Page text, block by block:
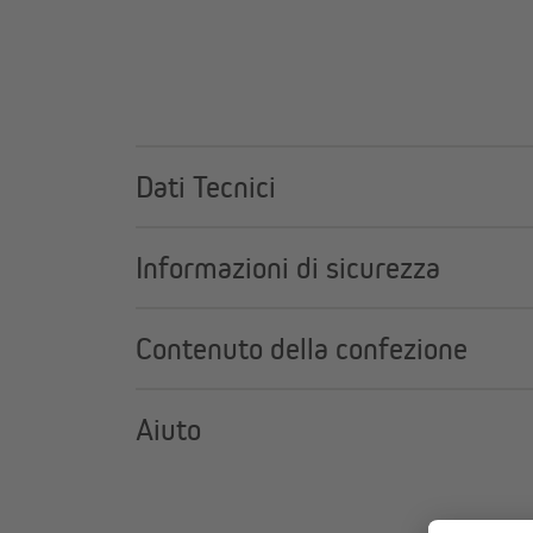
Dati Tecnici
Informazioni di sicurezza
Contenuto della confezione
Aiuto